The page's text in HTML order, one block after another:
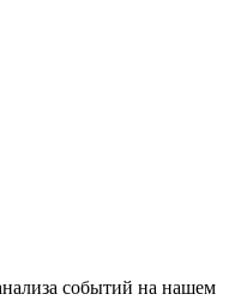
событий на нашем